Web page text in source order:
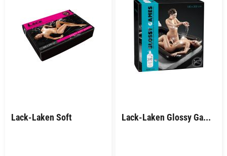
Lack-Laken Soft Lack-Laken Glossy Games